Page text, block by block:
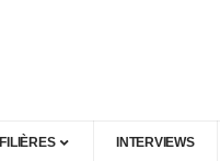
FILIÈRES INTERVIEWS